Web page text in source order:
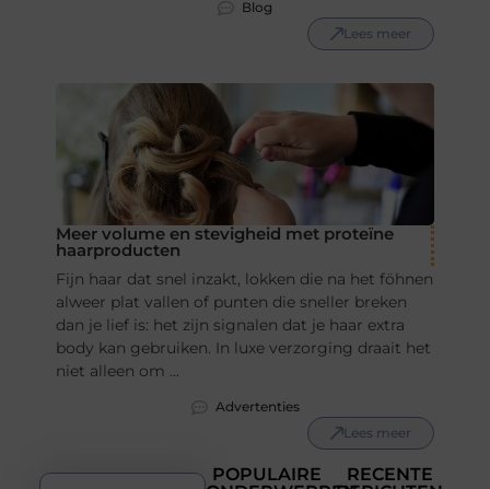
Blog
Lees meer
Meer volume en stevigheid met proteïne
haarproducten
Fijn haar dat snel inzakt, lokken die na het föhnen
alweer plat vallen of punten die sneller breken
dan je lief is: het zijn signalen dat je haar extra
body kan gebruiken. In luxe verzorging draait het
niet alleen om ...
Advertenties
Lees meer
POPULAIRE
RECENTE